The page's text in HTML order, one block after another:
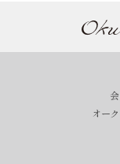
オー